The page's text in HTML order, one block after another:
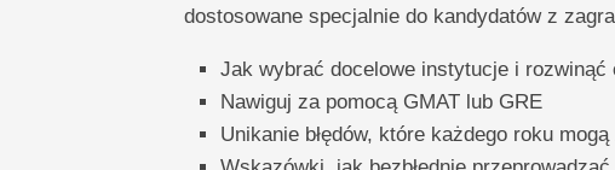
dostosowane specjalnie do kandydatów z
Jak wybrać docelowe instytucje i
Nawiguj za pomocą GMAT lub GRE
Unikanie błędów, które każdego roku